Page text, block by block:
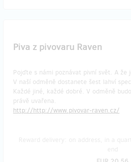
Piva z pivovaru Raven
Pojďte s námi poznávat pivní svět. A že
V naší odměně dostanete šest lahví
Každé jiné, každé dobré. V odměně
právě uvařena.
http://http://www.pivovar-raven.cz/